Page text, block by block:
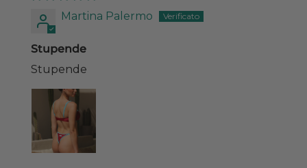
Martina Palermo
Stupende
Stupende